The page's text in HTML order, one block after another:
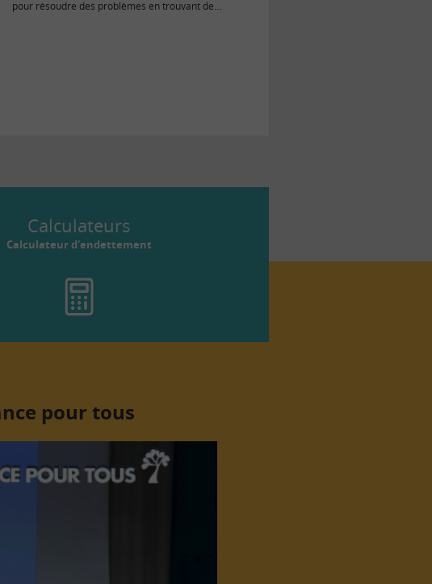
pour résoudre des problèmes en trouvant des
Calculateurs
Calculateur d'endettement
pour tous